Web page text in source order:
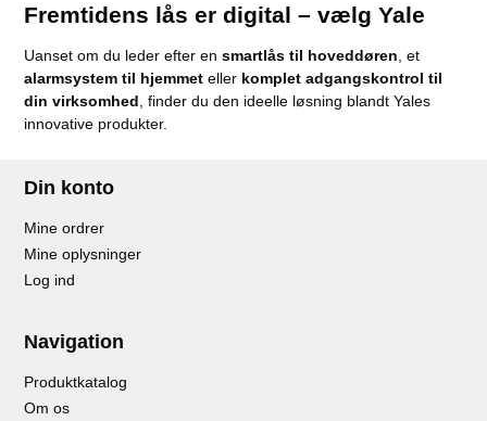
Fremtidens lås er digital – vælg Yale
Uanset om du leder efter ensmartlås til hoveddøren , et
alarmsystem til hjemmet eller komplet adgangskontrol til
din virksomhed , finder du den ideelle løsning blandt Yales
innovative produkter.
Din konto
Mine ordrer
Mine oplysninger
Log ind
Navigation
Produktkatalog
Om os